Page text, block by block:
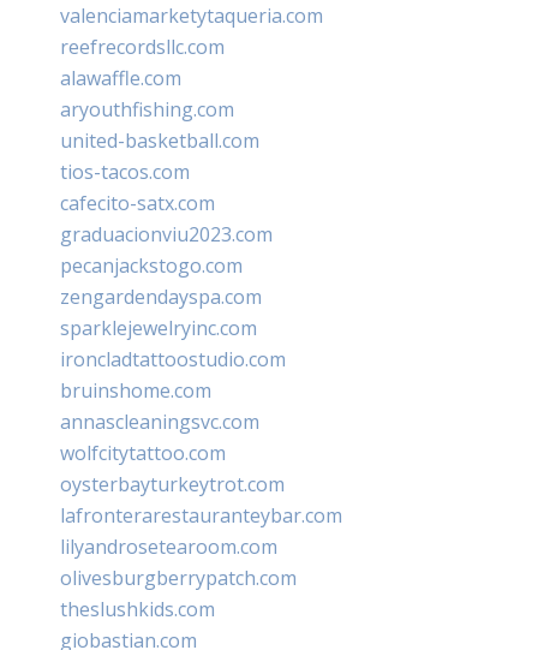
valenciamarketytaqueria.com
reefrecordsllc.com
alawaffle.com
aryouthfishing.com
united-basketball.com
tios-tacos.com
cafecito-satx.com
graduacionviu2023.com
pecanjackstogo.com
zengardendayspa.com
sparklejewelryinc.com
ironcladtattoostudio.com
bruinshome.com
annascleaningsvc.com
wolfcitytattoo.com
oysterbayturkeytrot.com
lafronterarestauranteybar.com
lilyandrosetearoom.com
olivesburgberrypatch.com
theslushkids.com
giobastian.com